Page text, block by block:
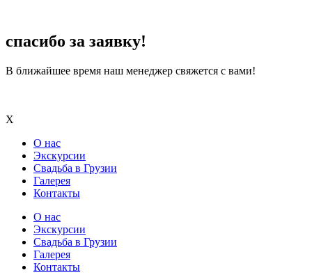
спасибо за заявку!
В ближайшее время наш менеджер свяжется с вами!
X
О нас
Экскурсии
Свадьба в Грузии
Галерея
Контакты
О нас
Экскурсии
Свадьба в Грузии
Галерея
Контакты